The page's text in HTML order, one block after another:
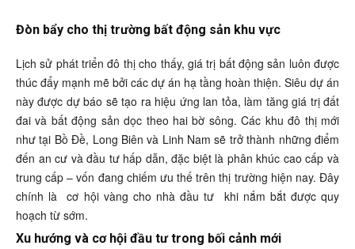
Đòn bẩy cho thị trường bất động sản khu vực
Lịch sử phát triển đô thị cho thấy, giá trị bất động sản luôn được
thúc đẩy mạnh mẽ bởi các dự án hạ tầng hoàn thiện. Siêu dự án
này được dự báo sẽ tạo ra hiệu ứng lan tỏa, làm tăng giá trị đất
đai và bất động sản dọc theo hai bờ sông. Các khu đô thị mới
như tại Bồ Đề, Long Biên và Linh Nam sẽ trở thành những điểm
đến an cư và đầu tư hấp dẫn, đặc biệt là phân khúc cao cấp và
trung cấp – vốn đang chiếm ưu thế trên thị trường hiện nay. Đây
chính là
cơ hội vàng cho nhà đầu tư
khi nắm bắt được quy
hoạch từ sớm.
Xu hướng và cơ hội đầu tư trong bối cảnh mới